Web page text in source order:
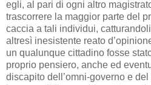
egli, al pari di ogni altro
trascorrere la maggior parte del
caccia a tali individui,
altresì inesistente reato
un qualunque cittadino fosse
proprio pensiero, anche ed
discapito dell’omni-governo e